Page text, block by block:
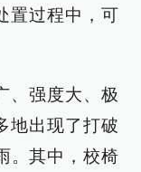
置过程中，可
、强度大、极
地出现了打破
。其中，校椅